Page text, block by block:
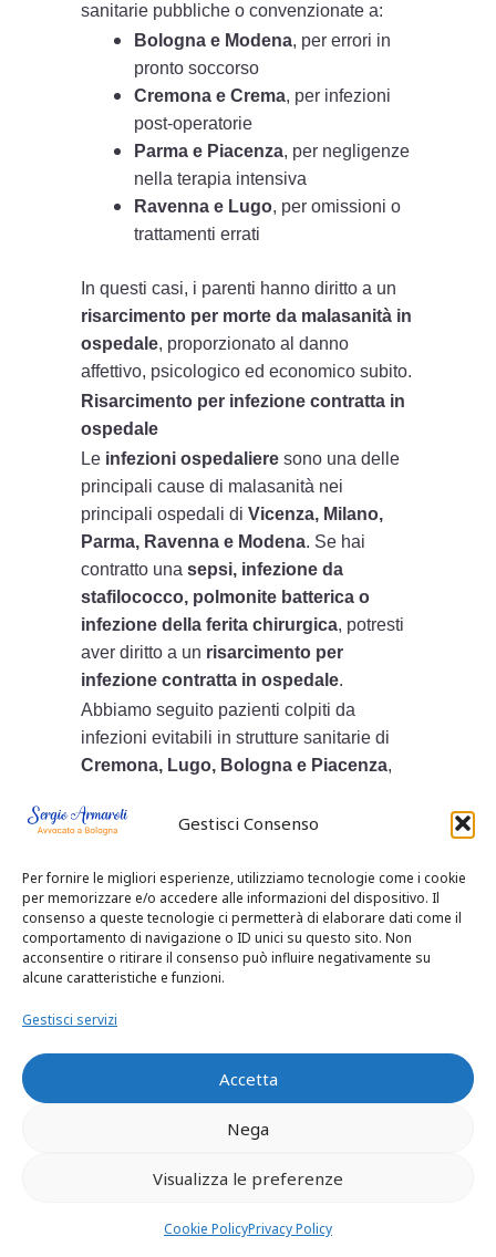
Gestisci Consenso
Per fornire le migliori esperienze, utilizziamo tecnologie come i cookie
per memorizzare e/o accedere alle informazioni del dispositivo. Il
consenso a queste tecnologie ci permetterà di elaborare dati come il
comportamento di navigazione o ID unici su questo sito. Non
acconsentire o ritirare il consenso può influire negativamente su
alcune caratteristiche e funzioni.
Gestisci servizi
Accetta
Nega
Visualizza le preferenze
Cookie PolicyPrivacy Policy
sanitarie pubbliche o convenzionate a:
Bologna e Modena, per errori in
pronto soccorso
Cremona e Crema, per infezioni
post-operatorie
Parma e Piacenza, per negligenze
nella terapia intensiva
Ravenna e Lugo, per omissioni o
trattamenti errati
In questi casi, i parenti hanno diritto a un
risarcimento per morte da malasanità in
ospedale, proporzionato al danno
affettivo, psicologico ed economico subito.
Risarcimento per infezione contratta in
ospedale
Le infezioni ospedaliere sono una delle
principali cause di malasanità nei
principali ospedali diVicenza, Milano,
Parma, Ravenna e Modena. Se hai
contratto unasepsi, infezione da
stafilococco, polmonite batterica o
infezione della ferita chirurgica, potresti
aver diritto a un risarcimento per
infezione contratta in ospedale.
Abbiamo seguito pazienti colpiti da
infezioni evitabili in strutture sanitarie di
Cremona, Lugo, Bologna e Piacenza,
100.000 euro.
ospedale pubblico
Le cause permalasanità in ospedale
pubblicosono delicate, ma legittime e
fondate. Il nostro studio legale offre
danneggiati da:
nell’intervento
Chirurgia mal eseguita
Omissioni nei protocolli medici
Parma, Modena o Cremona, e hai